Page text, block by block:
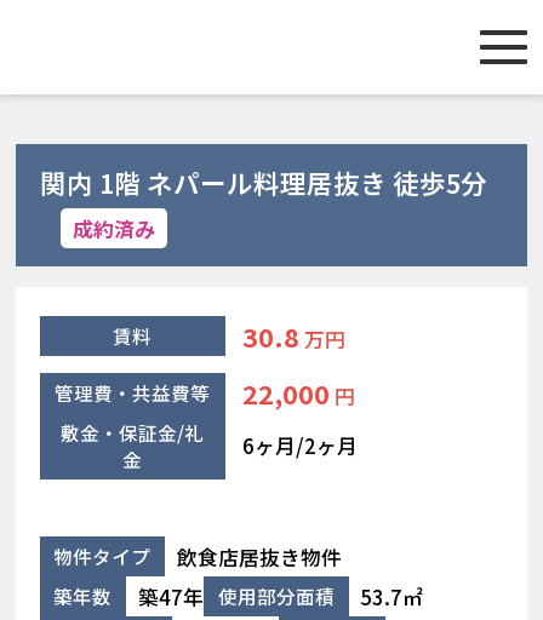
関内 1階 ネパール料理居抜き 徒歩5分
成約済み
賃料 30.8 万円
管理費・共益費等 22,000 円
敷金・保証金/礼
金
6ヶ月/2ヶ月
物件タイプ 飲食店居抜き物件
築年数 築47年 使用部分面積 53.7㎡